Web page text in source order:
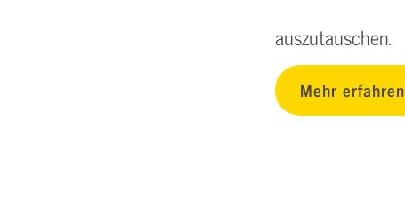
auszutauschen.
Mehr erfahren